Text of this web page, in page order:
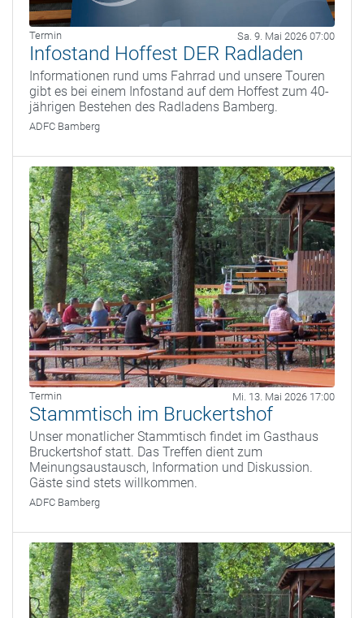
Termin Sa. 9. Mai 2026 07:00
Infostand Hoffest DER Radladen
Informationen rund ums Fahrrad und unsere Touren
gibt es bei einem Infostand auf dem Hoffest zum 40-
jährigen Bestehen des Radladens Bamberg.
ADFC Bamberg
Termin Mi. 13. Mai 2026 17:00
Stammtisch im Bruckertshof
Unser monatlicher Stammtisch findet im Gasthaus
Bruckertshof statt. Das Treffen dient zum
Meinungsaustausch, Information und Diskussion.
Gäste sind stets willkommen.
ADFC Bamberg